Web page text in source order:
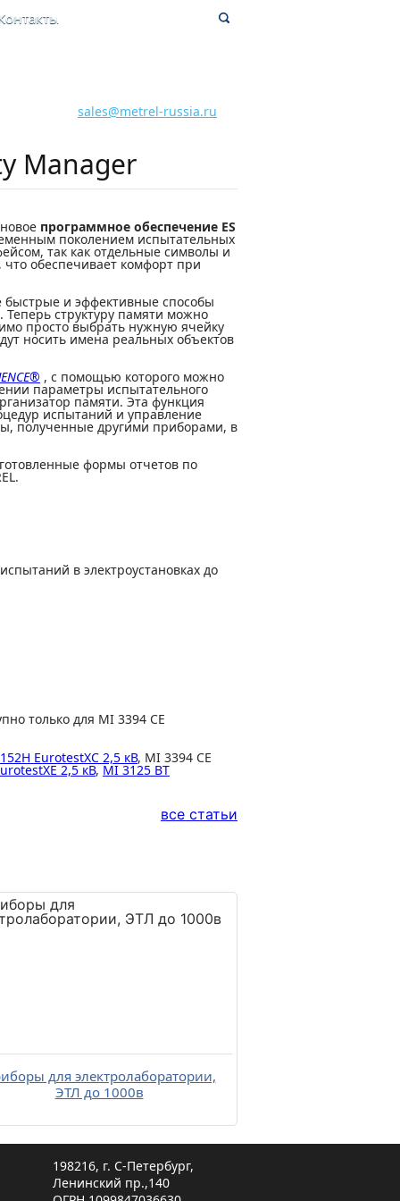
sales@metrel-russia.ru
Manager
программное обеспечение ES
поколением испытательных
так как отдельные символы и
обеспечивает комфорт при
и эффективные способы
структуру памяти можно
просто выбрать нужную ячейку
носить имена реальных объектов
, с помощью которого можно
параметры испытательного
памяти. Эта функция
испытаний и управление
полученные другими приборами, в
формы отчетов по
в электроустановках до
только для MI 3394 CE
EurotestXC 2,5 кВ, MI 3394 CE
2,5 кВ,MI 3125 BT
все статьи
для электролаборатории,
ЭТЛ до 1000в
198216, г. С-Петербург,
Ленинский пр.,140